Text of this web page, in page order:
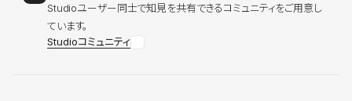
Studioユーザー同士で知見を共有できるコミュニティをご用意し
ています。
Studioコミュニティ